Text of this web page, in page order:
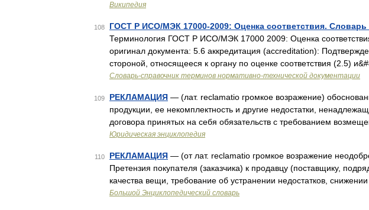
Википедия
108 ГОСТ Р ИСО/МЭК 17000-2009: Оценка соответствия.
Терминология ГОСТ Р ИСО/МЭК 17000 2009: Оценка
оригинал документа: 5.6 аккредитация (accreditation):
стороной, относящееся к органу по оценке соответствия (2.5)
Словарь-справочник терминов нормативно-технической документации
109 РЕКЛАМАЦИЯ — (лат. reclamatio громкое возражение)
продукции, ее некомплектность и другие недостатки,
договора принятых на себя обязательств с требованием
Юридическая энциклопедия
110 РЕКЛАМАЦИЯ — (от лат. reclamatio громкое возражение
Претензия покупателя (заказчика) к продавцу (поставщику,
качества вещи, требование об устранении недостатков,
Большой Энциклопедический словарь